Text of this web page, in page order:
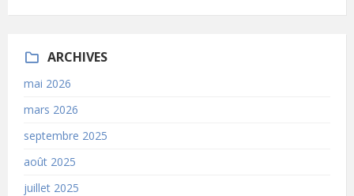
ARCHIVES
mai 2026
mars 2026
septembre 2025
août 2025
juillet 2025